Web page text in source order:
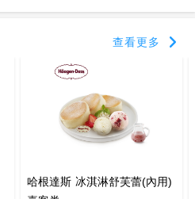
查看更多
哈根達斯 冰淇淋舒芙蕾(內用)